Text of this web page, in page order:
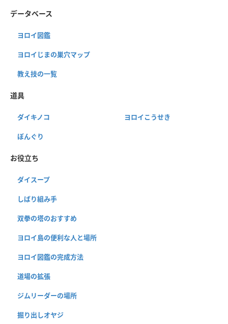
データベース
ヨロイ図鑑
ヨロイじまの巣穴マップ
教え技の一覧
道具
ダイキノコ ヨロイこうせき
ぼんぐり
お役立ち
ダイスープ
しばり組み手
双拳の塔のおすすめ
ヨロイ島の便利な人と場所
ヨロイ図鑑の完成方法
道場の拡張
ジムリーダーの場所
掘り出しオヤジ